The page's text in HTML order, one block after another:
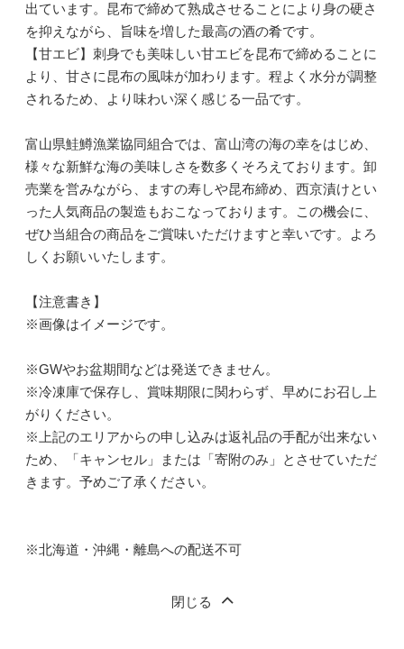
出ています。昆布で締めて熟成させることにより身の硬さ
を抑えながら、旨味を増した最高の酒の肴です。
【甘エビ】刺身でも美味しい甘エビを昆布で締めることに
より、甘さに昆布の風味が加わります。程よく水分が調整
されるため、より味わい深く感じる一品です。
富山県鮭鱒漁業協同組合では、富山湾の海の幸をはじめ、
様々な新鮮な海の美味しさを数多くそろえております。卸
売業を営みながら、ますの寿しや昆布締め、西京漬けとい
った人気商品の製造もおこなっております。この機会に、
ぜひ当組合の商品をご賞味いただけますと幸いです。よろ
しくお願いいたします。
【注意書き】
※画像はイメージです。
※GWやお盆期間などは発送できません。
※冷凍庫で保存し、賞味期限に関わらず、早めにお召し上
がりください。
※上記のエリアからの申し込みは返礼品の手配が出来ない
ため、「キャンセル」または「寄附のみ」とさせていただ
きます。予めご了承ください。
※北海道・沖縄・離島への配送不可
閉じる